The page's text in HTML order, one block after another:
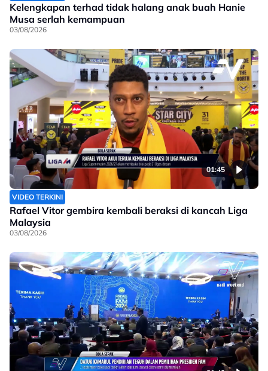
Kelengkapan terhad tidak halang anak buah Hanie
Musa serlah kemampuan
03/08/2026
01:45
VIDEO TERKINI
Rafael Vitor gembira kembali beraksi di kancah Liga
Malaysia
03/08/2026